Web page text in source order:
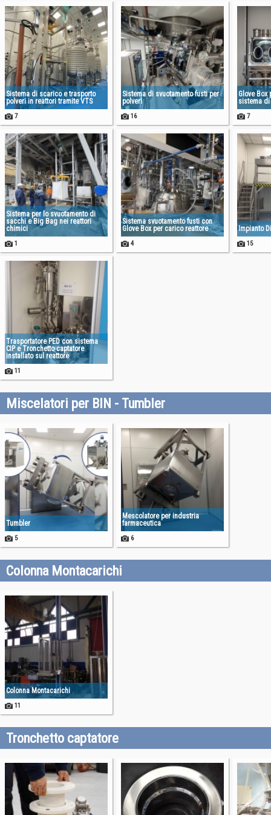
Sistema di scarico e trasporto
polveri in reattori tramite VTS
7
Sistema di svuotamento fusti per
polveri
16
Glove
sistema
7
Sistema per lo svuotamento di
sacchi e Big Bag nei reattori
chimici
1
Sistema svuotamento fusti con
Glove Box per carico reattore
4
Impianto
15
Trasportatore PED con sistema
CIP e Tronchetto captatore
installato sul reattore
11
Miscelatori per BIN - Tumbler
Tumbler
5
Mescolatore per industria
farmaceutica
6
Colonna Montacarichi
Colonna Montacarichi
11
Tronchetto captatore